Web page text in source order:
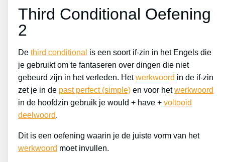
Third Conditional Oefening
2
De third conditional is een soort if-zin in het Engels die
je gebruikt om te fantaseren over dingen die niet
gebeurd zijn in het verleden. Hetwerkwoord in de if-zin
zet je in de past perfect (simple) en voor hetwerkwoord
in de hoofdzin gebruik je would + have + voltooid
deelwoord.
Dit is een oefening waarin je de juiste vorm van het
werkwoord moet invullen.